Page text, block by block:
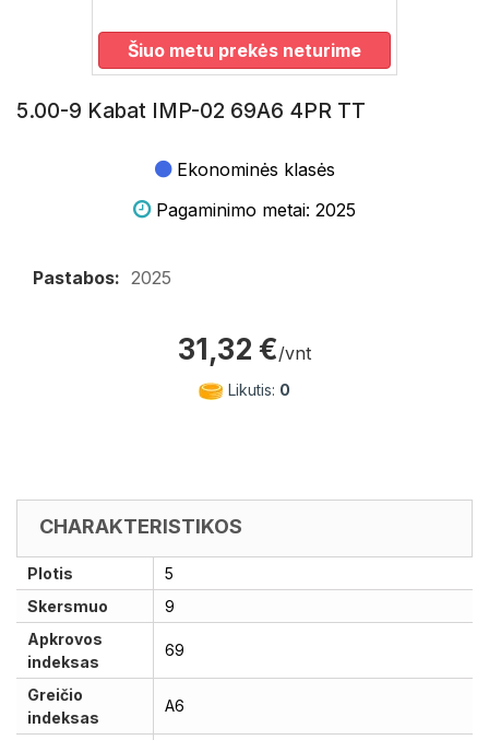
Šiuo metu prekės neturime
5.00-9 Kabat IMP-02 69A6 4PR TT
Ekonominės klasės
Pagaminimo metai: 2025
Pastabos: 2025
31,32 €/vnt
Likutis: 0
CHARAKTERISTIKOS
Plotis
5
Skersmuo
9
Apkrovos
indeksas
69
Greičio
indeksas
A6